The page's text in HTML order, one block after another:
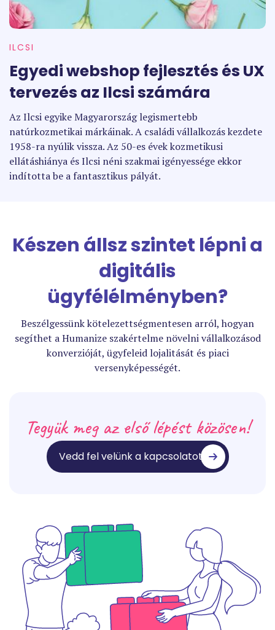
ILCSI
Egyedi webshop fejlesztés és UX
tervezés az Ilcsi számára
Az Ilcsi egyike Magyarország legismertebb
natúrkozmetikai márkáinak. A családi vállalkozás kezdete
1958-ra nyúlik vissza. Az 50-es évek kozmetikusi
ellátáshiánya és Ilcsi néni szakmai igényessége ekkor
indította be a fantasztikus pályát.
Készen állsz szintet lépni a
digitális
ügyfélélményben?
Beszélgessünk kötelezettségmentesen arról, hogyan
segíthet a Humanize szakértelme növelni vállalkozásod
konverzióját, ügyfeleid lojalitását és piaci
versenyképességét.
Tegyük meg az első lépést közösen!
Vedd fel velünk a kapcsolatot